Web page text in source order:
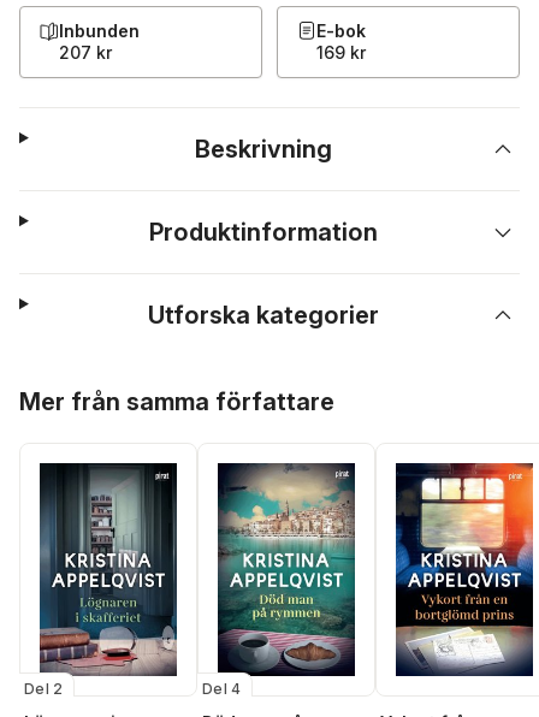
Inbunden
207 kr
E-bok
169 kr
Beskrivning
Produktinformation
Utforska kategorier
Mer från samma författare
Del 2 Del 4